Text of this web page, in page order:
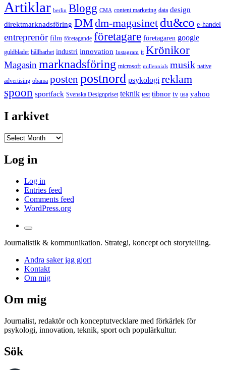
Artiklar berlin Blogg CMA content marketing data design
direktmarknadsföring DMdm-magasinet du&co e-handel
entreprenör film företagande företagare företagaren google
guldbladet hållbarhet industri innovation Instagram it Krönikor
Magasinmarknadsföring microsoft millennials musik native
advertising obama posten postnord psykologi reklam
spoon sportfack Svenska Designpriset teknik test tibnor tv usa yahoo
I arkivet
Log in
Log in
Entries feed
Comments feed
WordPress.org
Toggle
the
search
Journalistik & kommunikation. Strategi, koncept och storytelling.
Andra saker jag gjort
Kontakt
Om mig
Om mig
Journalist, redaktör och konceptutvecklare med förkärlek för
psykologi, innovation, teknik, sport och populärkultur.
Sök